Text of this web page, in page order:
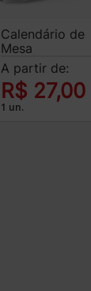
Calendário de
Mesa
A partir de:
R$ 27,00
1 un.